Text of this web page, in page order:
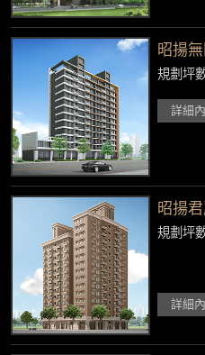
昭揚
規劃坪
詳細
昭揚
規劃坪
詳細